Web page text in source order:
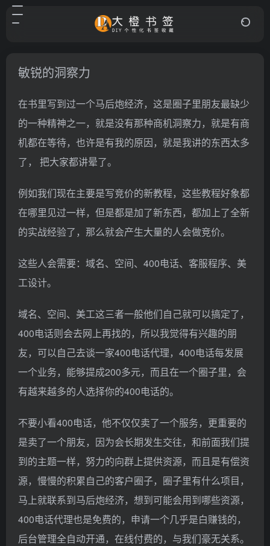
敏锐的洞察力
在书里写到过一个马后炮经济，这是圈子里朋友最缺少
的一种精神之一，就是没有那种商机洞察力，就是有商
机都在等待，也许是有我的原因，就是我讲的东西太多
了， 把大家都讲晕了。
例如我们现在主要是写竞价的新教程，这些教程好象都
在哪里见过一样，但是都是加了新东西，都加上了全新
的实战经验了，那么就会产生大量的人会做竞价。
这些人会需要：域名、空间、400电话、客服程序、美
工设计。
域名、空间、美工这三者一般他们自己就可以搞定了，
400电话则会去网上再找的，所以我觉得有兴趣的朋
友，可以自己去谈一家400电话代理，400电话每发展
一个业务，能够提成200多元，而且在一个圈子里，会
有越来越多的人选择你的400电话的。
不要小看400电话，他不仅仅卖了一个服务，更重要的
是卖了一个朋友，因为会长期发生交往，和前面我们提
到的主题一样，努力的向群上提供资源，而且是有偿资
源，慢慢的积累自己的客户圈子，圈子里有什么项目，
马上就联系到马后炮经济，想到可能会用到哪些资源，
400电话代理也是免费的，申请一个几乎是白赚钱的，
后台管理全自动开通，在线付费的，与我们豪无关系。